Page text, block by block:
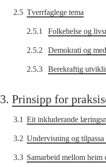
2.5 Tverrfaglege tema
2.5.1 Folkehelse og
2.5.2 Demokrati og
2.5.3 Berekraftig
3. Prinsipp for
3.1 Eit inkluderande
3.2 Undervisning og
3.3 Samarbeid mellom heim